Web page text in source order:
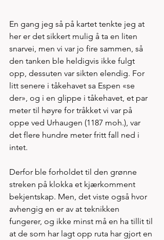
En gang jeg så på kartet tenkte jeg at
her er det sikkert mulig å ta en liten
snarvei, men vi var jo fire sammen, så
den tanken ble heldigvis ikke fulgt
opp, dessuten var sikten elendig. For
litt senere i tåkehavet sa Espen «se
der», og i en glippe i tåkehavet, et par
meter til høyre for tråkket vi var på
oppe ved Urhaugen (1187 moh.), var
det flere hundre meter fritt fall ned i
intet.
Derfor ble forholdet til den grønne
streken på klokka et kjærkomment
bekjentskap. Men, det viste også hvor
avhengig en er av at teknikken
fungerer, og ikke minst må en ha tillit til
at de som har lagt opp ruta har gjort en